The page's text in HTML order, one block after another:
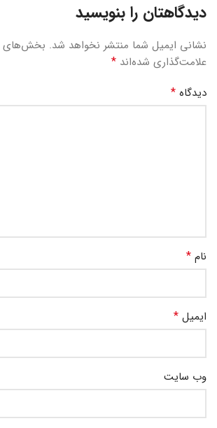
دیدگاهتان را بنویسید
نشانی ایمیل شما منتشر نخواهد شد. بخش‌های
علامت‌گذاری شده‌اند *
دیدگاه *
نام *
ایمیل *
وب‌ سایت